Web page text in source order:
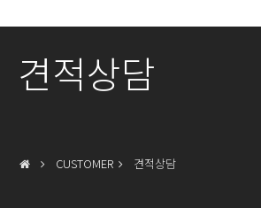
견적상담
CUSTOMER 견적상담